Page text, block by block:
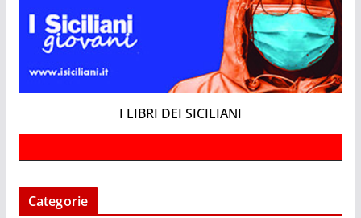
I LIBRI DEI SICILIANI
Categorie